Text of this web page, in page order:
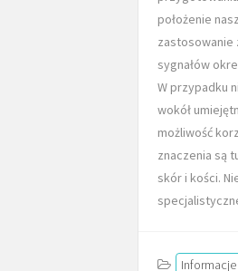
położenie
zastosowanie
sygnałów
W przypadku
wokół
możliwość
znaczenia są
skór i kości.